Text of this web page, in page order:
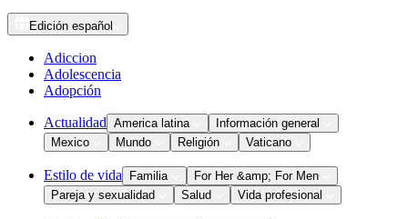
Edición español
Adiccion
Adolescencia
Adopción
Actualidad America latina
Información general
Mexico
Mundo Religión Vaticano
Estilo de vida Familia
For Her &amp; For Men
Pareja y sexualidad
Salud Vida profesional